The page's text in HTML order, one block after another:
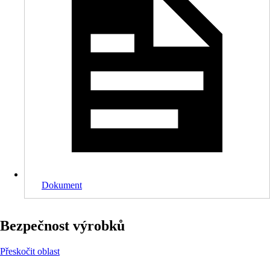
Dokument
Bezpečnost výrobků
Přeskočit oblast